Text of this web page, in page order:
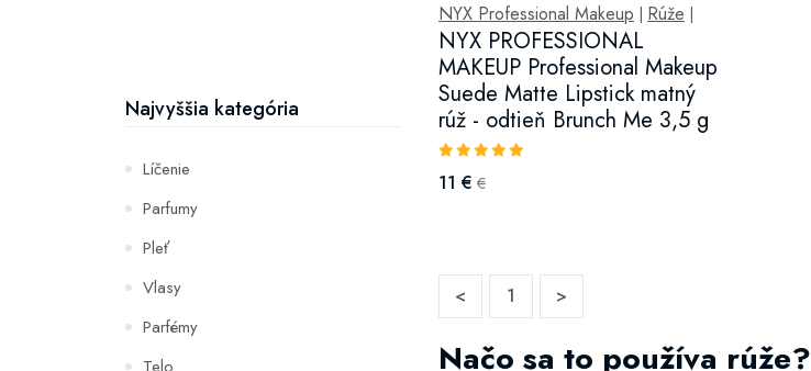
Najvyššia kategória
Líčenie
Parfumy
Pleť
Vlasy
Parfémy
NYX Professional Makeup Rúže
NYX PROFESSIONAL
MAKEUP Professional Makeup
Suede Matte Lipstick matný
rúž - odtieň Brunch Me 3,5 g
11 € €
< 1 >
Načo sa to používa rúže?